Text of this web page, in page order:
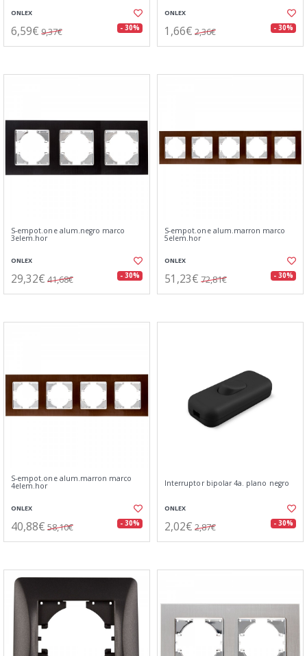
ONLEX
6,59€ 9,37€ - 30%
ONLEX
1,66€ 2,36€ - 30%
S-empot.one alum.negro marco
3elem.hor
ONLEX
29,32€ 41,68€ - 30%
S-empot.one alum.marron marco
5elem.hor
ONLEX
51,23€ 72,81€ - 30%
S-empot.one alum.marron marco
4elem.hor
ONLEX
40,88€ 58,10€ - 30%
Interruptor bipolar 4a. plano negro
ONLEX
2,02€ 2,87€ - 30%